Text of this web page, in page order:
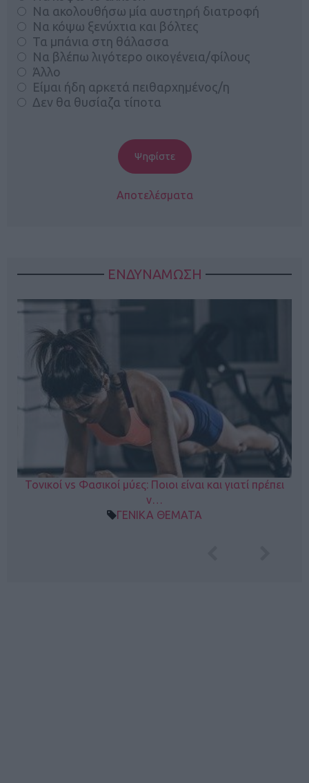
Να ακολουθήσω μία αυστηρή διατροφή
Να κόψω ξενύχτια και βόλτες
Τα μπάνια στη θάλασσα
Να βλέπω λιγότερο οικογένεια/φίλους
Άλλο
Είμαι ήδη αρκετά πειθαρχημένος/η
Δεν θα θυσίαζα τίποτα
Αποτελέσματα
ΕΝΔΥΝΑΜΩΣΗ
Τονικοί vs Φασικοί μύες: Ποιοι είναι και γιατί πρέπει
ν…
ΓΕΝΙΚΑ ΘΕΜΑΤΑ